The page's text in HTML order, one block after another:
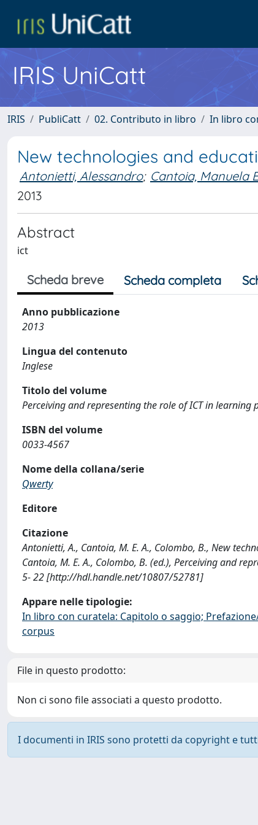
IRIS UniCatt
IRIS PubliCatt 02. Contributo in libro In libro
New technologies and
Antonietti, Alessandro; Cantoia, Manuela
2013
Abstract
ict
Scheda breve Scheda completa
Anno pubblicazione
2013
Lingua del contenuto
Inglese
Titolo del volume
Perceiving and representing the role of ICT in learning
ISBN del volume
0033-4567
Nome della collana/serie
Qwerty
Editore
Citazione
Antonietti, A., Cantoia, M. E. A., Colombo, B., New
Cantoia, M. E. A., Colombo, B. (ed.), Perceiving and
5- 22 [http://hdl.handle.net/10807/52781]
Appare nelle tipologie:
In libro con curatela: Capitolo o saggio;
corpus
File in questo prodotto:
Non ci sono file associati a questo prodotto.
I documenti in IRIS sono protetti da copyright e